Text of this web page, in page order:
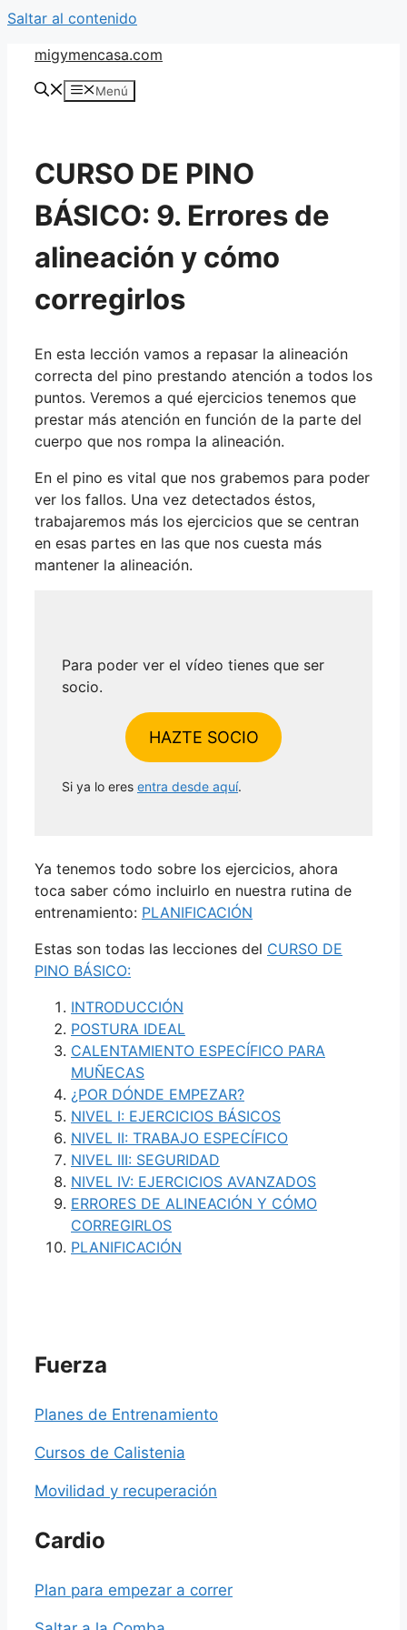
Saltar al contenido
migymencasa.com
Menú
CURSO DE PINO
BÁSICO: 9. Errores de
alineación y cómo
corregirlos
En esta lección vamos a repasar la alineación
correcta del pino prestando atención a todos los
puntos. Veremos a qué ejercicios tenemos que
prestar más atención en función de la parte del
cuerpo que nos rompa la alineación.
En el pino es vital que nos grabemos para poder
ver los fallos. Una vez detectados éstos,
trabajaremos más los ejercicios que se centran
en esas partes en las que nos cuesta más
mantener la alineación.
Para poder ver el vídeo tienes que ser
socio.
HAZTE SOCIO
Si ya lo eres entra desde aquí.
Ya tenemos todo sobre los ejercicios, ahora
toca saber cómo incluirlo en nuestra rutina de
entrenamiento: PLANIFICACIÓN
Estas son todas las lecciones del CURSO DE
PINO BÁSICO:
INTRODUCCIÓN
POSTURA IDEAL
CALENTAMIENTO ESPECÍFICO PARA
MUÑECAS
¿POR DÓNDE EMPEZAR?
NIVEL I: EJERCICIOS BÁSICOS
NIVEL II: TRABAJO ESPECÍFICO
NIVEL III: SEGURIDAD
NIVEL IV: EJERCICIOS AVANZADOS
ERRORES DE ALINEACIÓN Y CÓMO
CORREGIRLOS
PLANIFICACIÓN
Fuerza
Planes de Entrenamiento
Cursos de Calistenia
Movilidad y recuperación
Cardio
Plan para empezar a correr